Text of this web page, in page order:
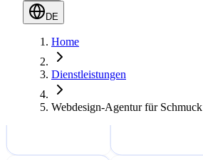
DE
Home
Dienstleistungen
Webdesign-Agentur für Schmuck